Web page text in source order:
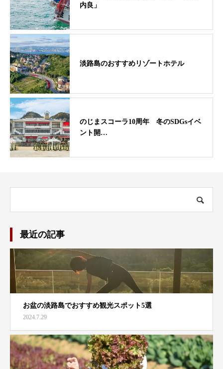
内良」
淡路島のおすすめリゾートホテル
のじまスコーラ10周年 冬のSDGsイベ
ント開…
最近の記事
お盆の淡路島でおすすめ観光スポット5選
2024.7.29